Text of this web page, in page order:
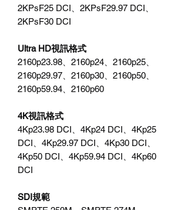
2KPsF25 DCI、2KPsF29.97 DCI、
2KPsF30 DCI
Ultra HD視訊格式
2160p23.98、2160p24、2160p25、
2160p29.97、2160p30、2160p50、
2160p59.94、2160p60
4K視訊格式
4Kp23.98 DCI、4Kp24 DCI、4Kp25
DCI、4Kp29.97 DCI、4Kp30 DCI、
4Kp50 DCI、4Kp59.94 DCI、4Kp60
DCI
SDI規範